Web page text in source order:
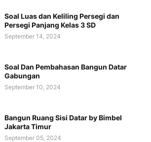
Soal Luas dan Keliling Persegi dan
Persegi Panjang Kelas 3 SD
September 14, 2024
Soal Dan Pembahasan Bangun Datar
Gabungan
September 10, 2024
Bangun Ruang Sisi Datar by Bimbel
Jakarta Timur
September 05, 2024